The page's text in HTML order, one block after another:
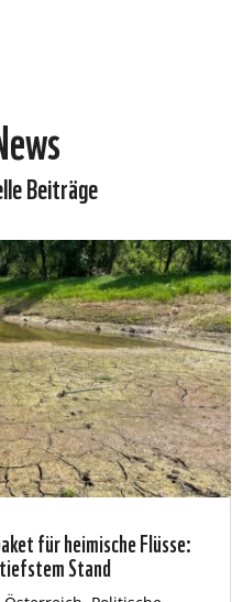
Beiträge
für heimische Flüsse:
Stand